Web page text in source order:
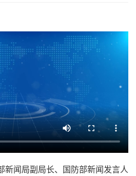
新闻局副局长、国防部新闻发言人